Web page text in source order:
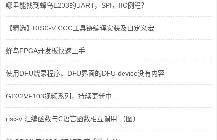
哪里能找到蜂鸟E203的UART，SPI，IIC例程？
【精选】RISC-V GCC工具链编译安装及自定义宏
蜂鸟FPGA开发板快速上手
使用DFU烧录程序。DFU界面的DFU device没有内容
GD32VF103视频系列，持续更新中......
risc-v 汇编函数与C语言函数相互调用 （图）